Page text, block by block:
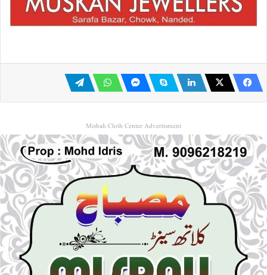
Misbah Cloth Center Advertisment